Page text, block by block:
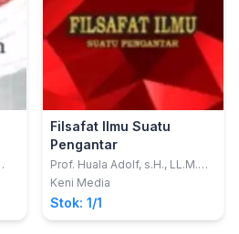
Filsafat Ilmu Suatu
Pengantar
Prof. Huala Adolf, s.H., LL.M.
Ph.D.
Keni Media
Stok: 1/1